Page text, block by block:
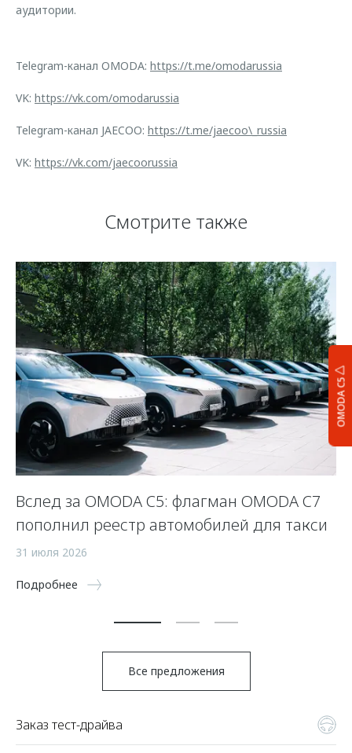
OMODA C5
аудитории.
Telegram-канал OMODA: https://t.me/omodarussia
VK: https://vk.com/omodarussia
Telegram-канал JAECOO: https://t.me/jaecoo\_russia
VK: https://vk.com/jaecoorussia
Смотрите также
Вслед за OMODA C5: флагман OMODA C7
пополнил реестр автомобилей для такси
31 июля 2026
Подробнее
Все предложения
Заказ тест-драйва